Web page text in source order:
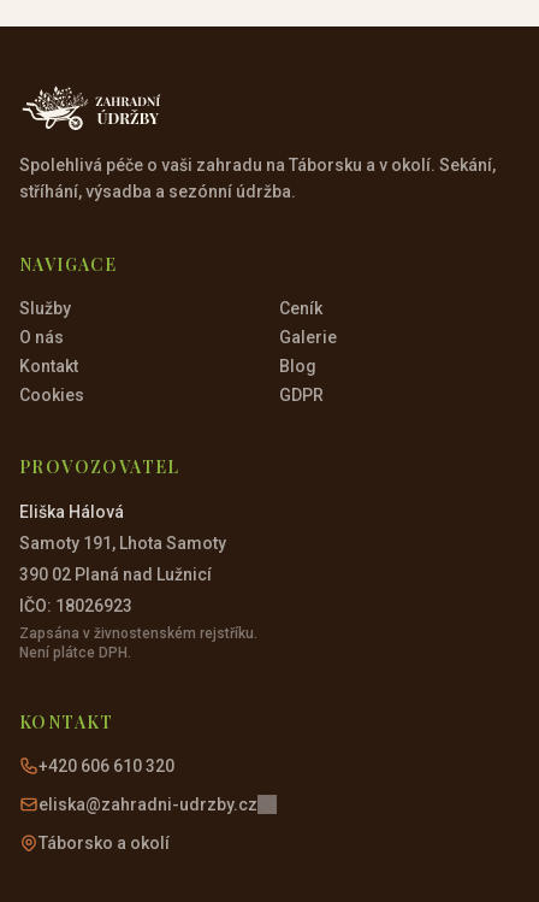
Spolehlivá péče o vaši zahradu na Táborsku a v okolí. Sekání,
stříhání, výsadba a sezónní údržba.
NAVIGACE
Služby
Ceník
O nás
Galerie
Kontakt
Blog
Cookies
GDPR
PROVOZOVATEL
Eliška Hálová
Samoty 191, Lhota Samoty
390 02 Planá nad Lužnicí
IČO: 18026923
Zapsána v živnostenském rejstříku.
Není plátce DPH.
KONTAKT
+420 606 610 320
eliska@zahradni-udrzby.cz
Táborsko a okolí